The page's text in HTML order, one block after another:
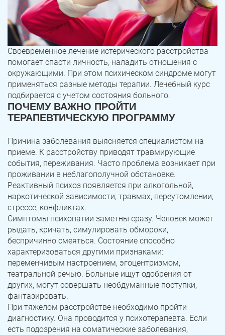
Своевременное лечение истерического расстройства
помогает спасти личность, наладить отношения с
окружающими. При этом психическом синдроме могут
применяться разные методы терапии. Лечебный курс
подбирается с учетом состояния больного.
ПОЧЕМУ ВАЖНО ПРОЙТИ
ТЕРАПЕВТИЧЕСКУЮ ПРОГРАММУ
Причина заболевания выясняется специалистом на
приеме. К расстройству приводят травмирующие
события, переживания. Часто проблема возникает при
проживании в неблагополучной обстановке.
Реактивный психоз появляется при алкогольной,
наркотической зависимости, травмах, переутомлении,
стрессе, конфликтах.
Симптомы психопатии заметны сразу. Человек может
рыдать, кричать, симулировать обмороки,
беспричинно смеяться. Состояние способно
характеризоваться другими признаками:
переменчивым настроением, эгоцентризмом,
театральной речью. Больные ищут одобрения от
других, могут совершать необдуманные поступки,
фантазировать.
При тяжелом расстройстве необходимо пройти
диагностику. Она проводится у психотерапевта. Если
есть подозрения на соматические заболевания,